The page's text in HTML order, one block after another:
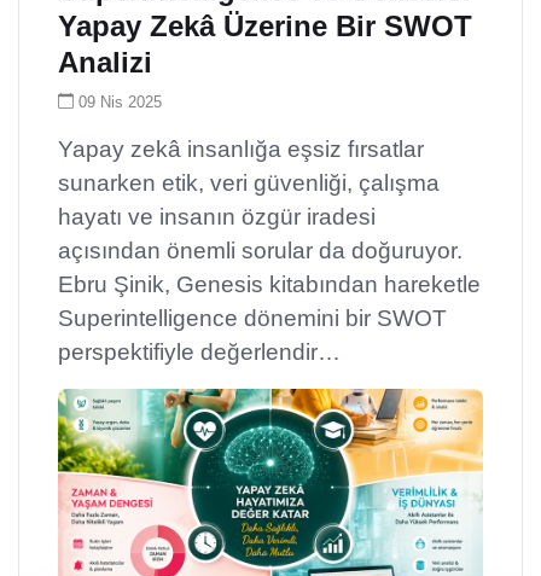
Yapay Zekâ Üzerine Bir SWOT
Analizi
09 Nis 2025
Yapay zekâ insanlığa eşsiz fırsatlar
sunarken etik, veri güvenliği, çalışma
hayatı ve insanın özgür iradesi
açısından önemli sorular da doğuruyor.
Ebru Şinik, Genesis kitabından hareketle
Superintelligence dönemini bir SWOT
perspektifiyle değerlendir…